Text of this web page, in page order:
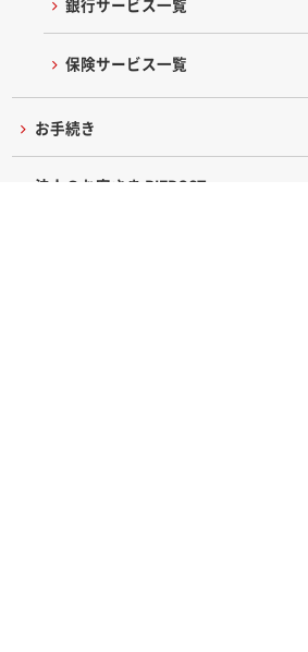
保険サービス一覧
お手続き
法人のお客さま BIZPOST